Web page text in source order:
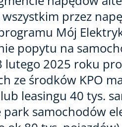
przez
Mój
popytu na
2025 roku
ze środków KPO
leasingu 40 tys.
samochodów